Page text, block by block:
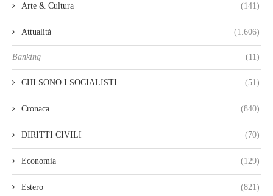
Arte & Cultura (141)
Attualità (1.606)
Banking (11)
CHI SONO I SOCIALISTI (51)
Cronaca (840)
DIRITTI CIVILI (70)
Economia (129)
Estero (821)